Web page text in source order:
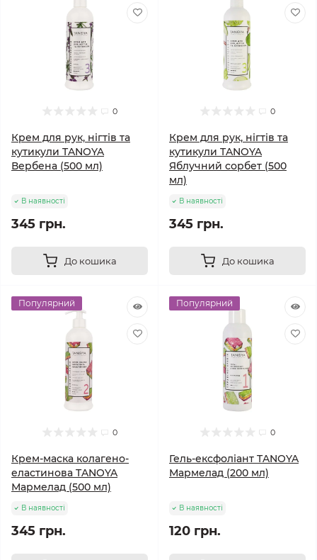
0
Крем для рук, нігтів та
кутикули TANOYA
Вербена (500 мл)
В наявності
345 грн.
До кошика
0
Крем для рук, нігтів та
кутикули TANOYA
Яблучний сорбет (500
мл)
В наявності
345 грн.
До кошика
Популярний
0
Крем-маска колагено-
еластинова TANOYA
Мармелад (500 мл)
В наявності
345 грн.
Популярний
0
Гель-ексфоліант TANOYA
Мармелад (200 мл)
В наявності
120 грн.